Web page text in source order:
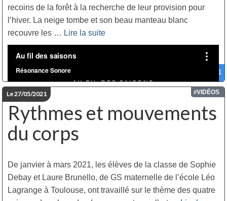
1
recoins de la forêt à la recherche de leur provision pour
l’hiver. La neige tombe et son beau manteau blanc
recouvre les … Lire la suite­­
Le 27/05/2021 #VIDÉOS
Rythmes et mouvements
du corps
De janvier à mars 2021, les élèves de la classe de Sophie
Debay et Laure Brunello, de GS maternelle de l’école Léo
Lagrange à Toulouse, ont travaillé sur le thème des quatre